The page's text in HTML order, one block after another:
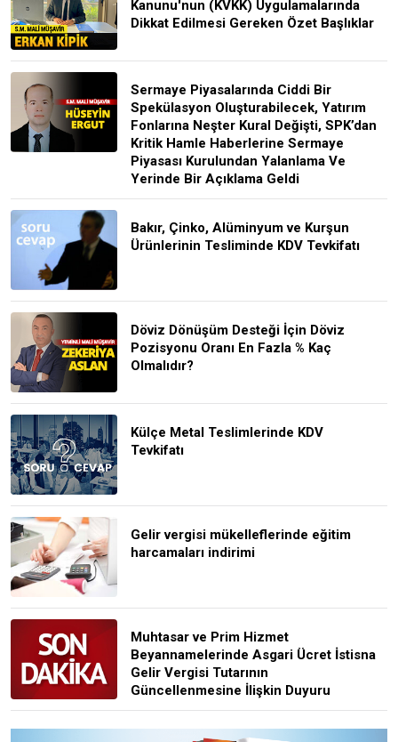
Kanunu'nun (KVKK) Uygulamalarında
Dikkat Edilmesi Gereken Özet Başlıklar
Sermaye Piyasalarında Ciddi Bir
Spekülasyon Oluşturabilecek, Yatırım
Fonlarına Neşter Kural Değişti, SPK’dan
Kritik Hamle Haberlerine Sermaye
Piyasası Kurulundan Yalanlama Ve
Yerinde Bir Açıklama Geldi
Bakır, Çinko, Alüminyum ve Kurşun
Ürünlerinin Tesliminde KDV Tevkifatı
Döviz Dönüşüm Desteği İçin Döviz
Pozisyonu Oranı En Fazla % Kaç
Olmalıdır?
Külçe Metal Teslimlerinde KDV
Tevkifatı
Gelir vergisi mükelleflerinde eğitim
harcamaları indirimi
Muhtasar ve Prim Hizmet
Beyannamelerinde Asgari Ücret İstisna
Gelir Vergisi Tutarının
Güncellenmesine İlişkin Duyuru